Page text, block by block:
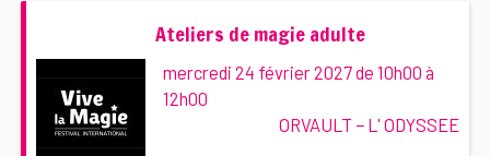
Ateliers de magie adulte
mercredi 24 février 2027 de 10h00 à
12h00
ORVAULT − L' ODYSSEE